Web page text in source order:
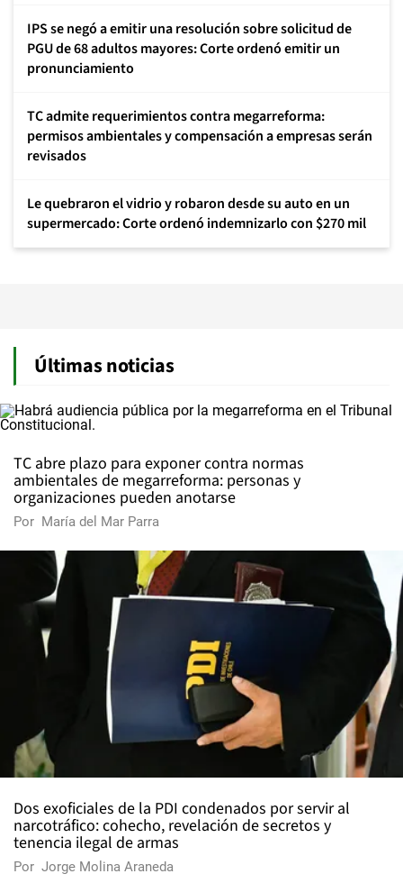
IPS se negó a emitir una resolución sobre solicitud de
PGU de 68 adultos mayores: Corte ordenó emitir un
pronunciamiento
TC admite requerimientos contra megarreforma:
permisos ambientales y compensación a empresas serán
revisados
Le quebraron el vidrio y robaron desde su auto en un
supermercado: Corte ordenó indemnizarlo con $270 mil
Últimas noticias
TC abre plazo para exponer contra normas
ambientales de megarreforma: personas y
organizaciones pueden anotarse
Por María del Mar Parra
Dos exoficiales de la PDI condenados por servir al
narcotráfico: cohecho, revelación de secretos y
tenencia ilegal de armas
Por Jorge Molina Araneda